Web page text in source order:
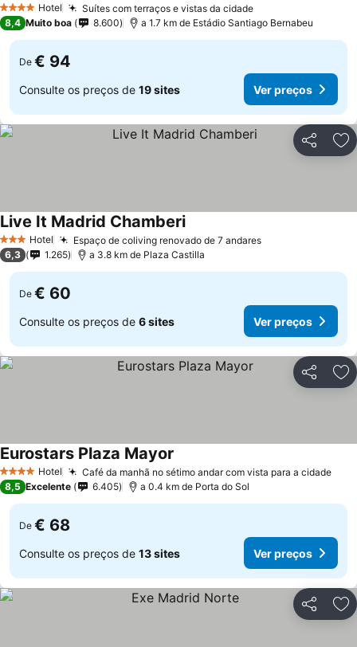
4 EstrelasHotel
Suítes com terraços e vistas da cidade
8,4 Muito boa 8.600 a 1.7 km de Estádio Santiago Bernabeu
De € 94
Consulte os preços de 19 sites Ver preços
Partilhar
3 EstrelasHotel Espaço de coliving renovado de 7 andares
Live It Madrid Chamberi
6,3 1.265 a 3.8 km de Plaza Castilla
De € 60
Consulte os preços de 6 sites Ver preços
Partilhar
4 EstrelasHotel Café da manhã no sétimo andar com vista para a cidade
Eurostars Plaza Mayor
8,5 Excelente 6.405 a 0.4 km de Porta do Sol
De € 68
Consulte os preços de 13 sites Ver preços
Partilhar